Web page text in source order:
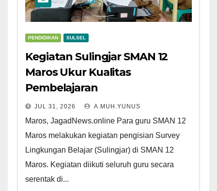
PENDIDIKAN SULSEL
Kegiatan Sulingjar SMAN 12
Maros Ukur Kualitas
Pembelajaran
JUL 31, 2026 A.MUH.YUNUS
Maros, JagadNews.online Para guru SMAN 12
Maros melakukan kegiatan pengisian Survey
Lingkungan Belajar (Sulingjar) di SMAN 12
Maros. Kegiatan diikuti seluruh guru secara
serentak di...